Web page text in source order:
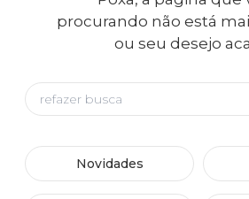
procurando não está
ou seu desejo
Novidades